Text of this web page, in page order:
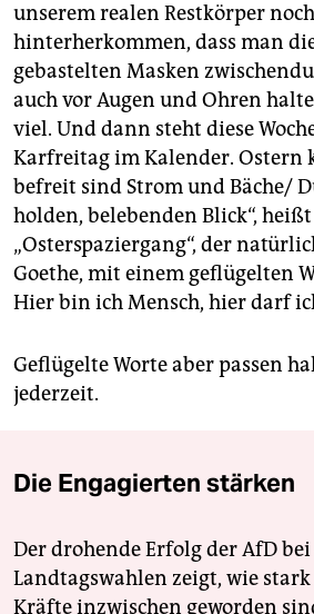
unserem realen Restkörper
hinterherkommen, dass man
gebastelten Masken
auch vor Augen und Ohren
viel. Und dann steht diese
Karfreitag im Kalender. Ostern
befreit sind Strom und Bäche/
holden, belebenden Blick“,
„Osterspaziergang“, der
Goethe, mit einem geflügelten
Hier bin ich Mensch, hier darf
Geflügelte Worte aber passen
jederzeit.
Die Engagierten stärken
Der drohende Erfolg der AfD
Landtagswahlen zeigt, wie
Kräfte inzwischen geworden